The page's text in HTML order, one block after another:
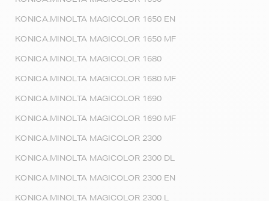
KONICA.MINOLTA MAGICOLOR 1650 EN
KONICA.MINOLTA MAGICOLOR 1650 MF
KONICA.MINOLTA MAGICOLOR 1680
KONICA.MINOLTA MAGICOLOR 1680 MF
KONICA.MINOLTA MAGICOLOR 1690
KONICA.MINOLTA MAGICOLOR 1690 MF
KONICA.MINOLTA MAGICOLOR 2300
KONICA.MINOLTA MAGICOLOR 2300 DL
KONICA.MINOLTA MAGICOLOR 2300 EN
KONICA.MINOLTA MAGICOLOR 2300 L